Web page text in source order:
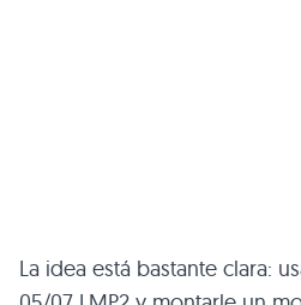
La idea está bastante clara: